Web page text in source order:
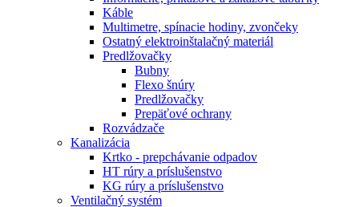
Káble
Multimetre, spínacie hodiny, zvončeky
Ostatný elektroinštalačný materiál
Predlžovačky
Bubny
Flexo šnúry
Predlžovačky
Prepäťové ochrany
Rozvádzače
Kanalizácia
Krtko - prepchávanie odpadov
HT rúry a príslušenstvo
KG rúry a príslušenstvo
Ventilačný systém